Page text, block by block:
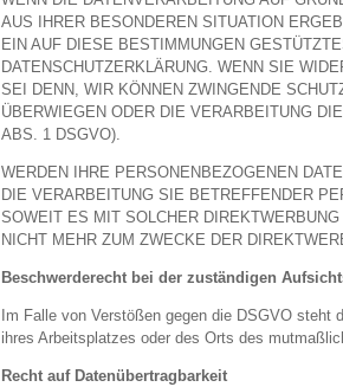
AUS IHRER BESONDEREN SITUATION
EIN AUF DIESE BESTIMMUNGEN
DATENSCHUTZERKLÄRUNG. WENN SIE
SEI DENN, WIR KÖNNEN ZWINGENDE
ÜBERWIEGEN ODER DIE VERARBEITUNG
ABS. 1 DSGVO).
WERDEN IHRE PERSONENBEZOGENEN
DIE VERARBEITUNG SIE BETREFFENDER
SOWEIT ES MIT SOLCHER
NICHT MEHR ZUM ZWECKE DER
Beschwerderecht bei der zuständigen
Im Falle von Verstößen gegen die DSGVO
ihres Arbeitsplatzes oder des Orts des
Recht auf Datenübertragbarkeit